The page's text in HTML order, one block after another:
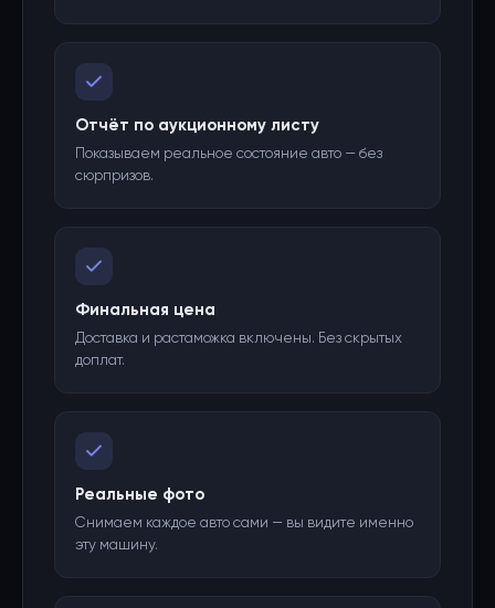
Отчёт по аукционному листу
Показываем реальное состояние авто — без
сюрпризов.
Финальная цена
Доставка и растаможка включены. Без скрытых
доплат.
Реальные фото
Снимаем каждое авто сами — вы видите именно
эту машину.